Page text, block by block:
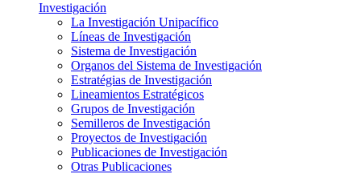
Investigación
La Investigación Unipacífico
Líneas de Investigación
Sistema de Investigación
Organos del Sistema de Investigación
Estratégias de Investigación
Lineamientos Estratégicos
Grupos de Investigación
Semilleros de Investigación
Proyectos de Investigación
Publicaciones de Investigación
Otras Publicaciones